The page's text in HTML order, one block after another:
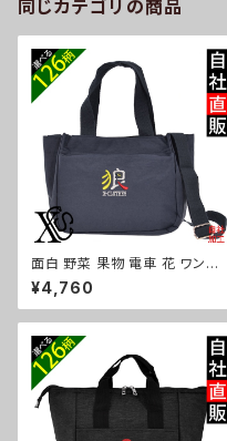
同じカテゴリの商品
面白 野菜 果物 電車 花 ワンポ
イント 刺繍トート ショルダーバ
ッグ カジュアル 軽量 レディース
メンズ 雑貨 グッズ 自社ブランド
鳥獣戯画 富士山 パチンコ ori-
a-bg181-b09-s
¥4,760